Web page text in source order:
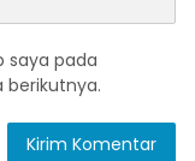
saya pada
berikutnya.